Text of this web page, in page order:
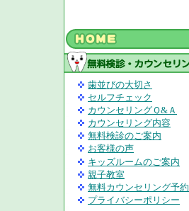
歯並びの大切さ
セルフチェック
カウンセリングＱ&Ａ
カウンセリング内容
無料検診のご案内
お客様の声
キッズルームのご案内
親子教室
無料カウンセリング予約
プライバシーポリシー